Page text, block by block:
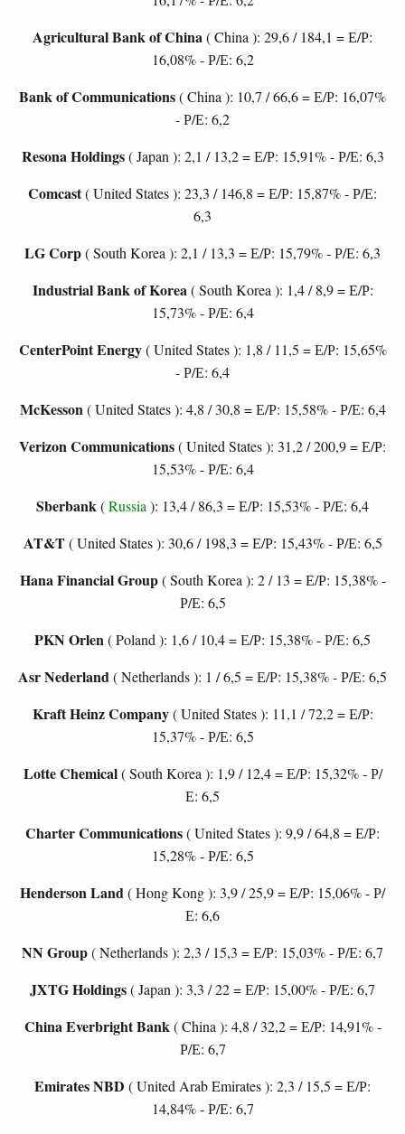
Agricultural Bank of China( China ): 29,6 / 184,1 = Е/Р:
16,08% - Р/Е: 6,2
Bank of Communications( China ): 10,7 / 66,6 = Е/Р: 16,07%
- Р/Е: 6,2
Resona Holdings( Japan ): 2,1 / 13,2 = Е/Р: 15,91% - Р/Е: 6,3
Comcast( United States ): 23,3 / 146,8 = Е/Р: 15,87% - Р/Е:
6,3
LG Corp( South Korea ): 2,1 / 13,3 = Е/Р: 15,79% - Р/Е: 6,3
Industrial Bank of Korea ( South Korea ): 1,4 / 8,9 = Е/Р:
15,73% - Р/Е: 6,4
CenterPoint Energy( United States ): 1,8 / 11,5 = Е/Р: 15,65%
- Р/Е: 6,4
McKesson( United States ): 4,8 / 30,8 = Е/Р: 15,58% - Р/Е: 6,4
Verizon Communications( United States ): 31,2 / 200,9 = Е/Р:
15,53% - Р/Е: 6,4
Sberbank(Russia ): 13,4 / 86,3 = Е/Р: 15,53% - Р/Е: 6,4
AT&T( United States ): 30,6 / 198,3 = Е/Р: 15,43% - Р/Е: 6,5
Hana Financial Group( South Korea ): 2 / 13 = Е/Р: 15,38% -
Р/Е: 6,5
PKN Orlen( Poland ): 1,6 / 10,4 = Е/Р: 15,38% - Р/Е: 6,5
Asr Nederland( Netherlands ): 1 / 6,5 = Е/Р: 15,38% - Р/Е: 6,5
Kraft Heinz Company( United States ): 11,1 / 72,2 = Е/Р:
15,37% - Р/Е: 6,5
Lotte Chemical( South Korea ): 1,9 / 12,4 = Е/Р: 15,32% - Р/
Е: 6,5
Charter Communications( United States ): 9,9 / 64,8 = Е/Р:
15,28% - Р/Е: 6,5
Henderson Land( Hong Kong ): 3,9 / 25,9 = Е/Р: 15,06% - Р/
Е: 6,6
NN Group( Netherlands ): 2,3 / 15,3 = Е/Р: 15,03% - Р/Е: 6,7
JXTG Holdings( Japan ): 3,3 / 22 = Е/Р: 15,00% - Р/Е: 6,7
China Everbright Bank ( China ): 4,8 / 32,2 = Е/Р: 14,91% -
Р/Е: 6,7
Emirates NBD ( United Arab Emirates ): 2,3 / 15,5 = Е/Р:
14,84% - Р/Е: 6,7